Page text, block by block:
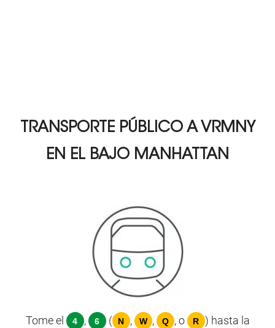
TRANSPORTE PÚBLICO A VRMNY
EN EL BAJO MANHATTAN
Tome el 4 , 6 ( N , W , Q , o R ) hasta la